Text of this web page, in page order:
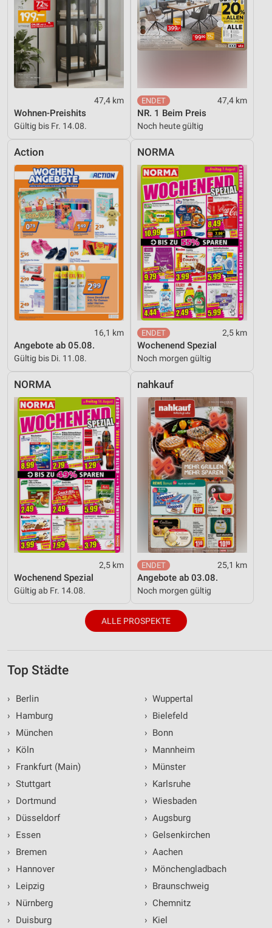
47,4 km
Wohnen-Preishits
Gültig bis Fr. 14.08.
47,4 km
NR. 1 Beim Preis
Noch heute gültig
Action
16,1 km
Angebote ab 05.08.
Gültig bis Di. 11.08.
NORMA
2,5 km
Wochenend Spezial
Noch morgen gültig
NORMA
2,5 km
Wochenend Spezial
Gültig ab Fr. 14.08.
nahkauf
25,1 km
Angebote ab 03.08.
Noch morgen gültig
ALLE PROSPEKTE
Top Städte
›
Berlin
›
Hamburg
›
München
›
Köln
›
Frankfurt (Main)
› Stuttgart
›
Dortmund
›
Düsseldorf
›
Essen
›
Bremen
›
Hannover
›
Leipzig
›
Nürnberg
›
Duisburg
› Wuppertal
› Bielefeld
› Bonn
› Mannheim
› Münster
› Karlsruhe
› Wiesbaden
› Augsburg
› Gelsenkirchen
› Aachen
› Mönchengladbach
› Braunschweig
› Chemnitz
› Kiel